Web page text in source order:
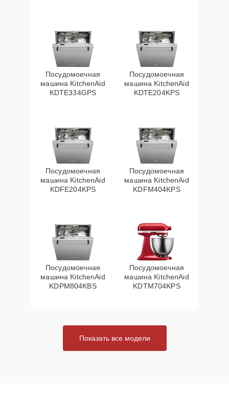
Посудомоечная
машина KitchenAid
KDTE334GPS
Посудомоечная
машина KitchenAid
KDTE204KPS
Посудомоечная
машина KitchenAid
KDFE204KPS
Посудомоечная
машина KitchenAid
KDFM404KPS
Посудомоечная
машина KitchenAid
KDPM804KBS
Посудомоечная
машина KitchenAid
KDTM704KPS
Показать все модели